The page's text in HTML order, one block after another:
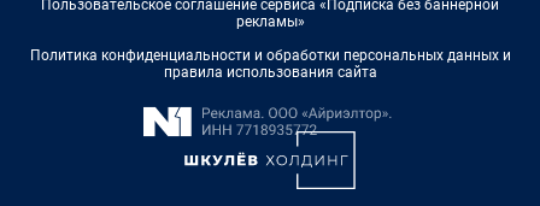
Пользовательское соглашение сервиса «Подписка без баннерной
рекламы»
Политика конфиденциальности и обработки персональных данных и
правила использования сайта